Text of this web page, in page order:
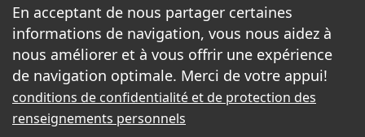
23 rue Forget
Gatineau, QC J8P 2H7
Téléphone:819-663-3360
Télécopieur:819-663-7992
En acceptant de nous partager certaines
informations de navigation, vous nous aidez à
nous améliorer et à vous offrir une expérience
de navigation optimale. Merci de votre appui!
conditions de confidentialité et de protection des
renseignements personnels